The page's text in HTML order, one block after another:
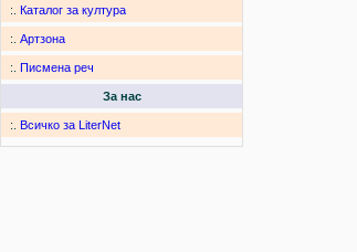
:. Каталог за култура
:. Артзона
:. Писмена реч
За нас
:. Всичко за LiterNet